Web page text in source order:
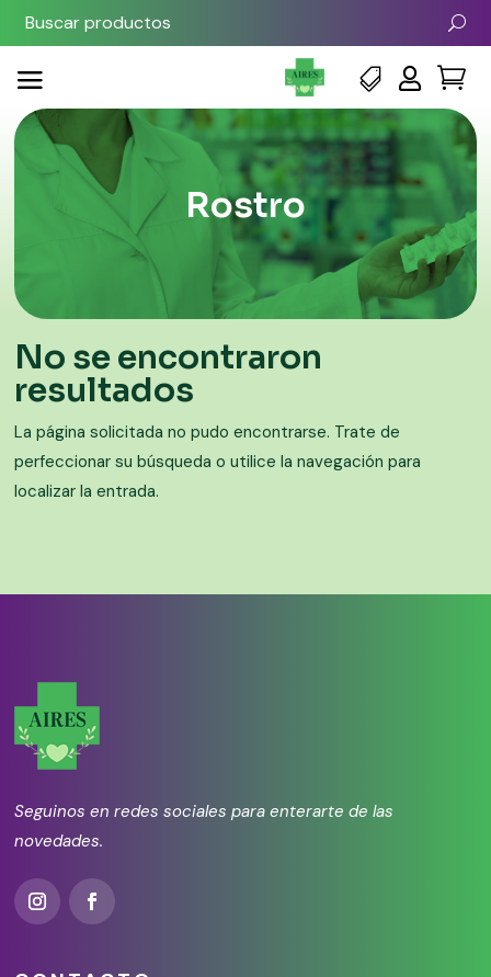
  
Rostro
No se encontraron
resultados
La página solicitada no pudo encontrarse. Trate de
perfeccionar su búsqueda o utilice la navegación para
localizar la entrada.
Seguinos en redes sociales para enterarte de las
novedades.